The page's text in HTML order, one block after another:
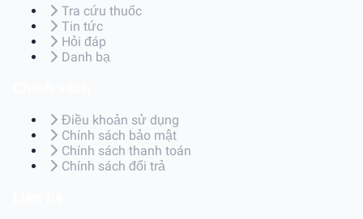
Tra cứu thuốc
Tin tức
Hỏi đáp
Danh bạ
Điều khoản sử dụng
Chính sách bảo mật
Chính sách thanh toán
Chính sách đổi trả